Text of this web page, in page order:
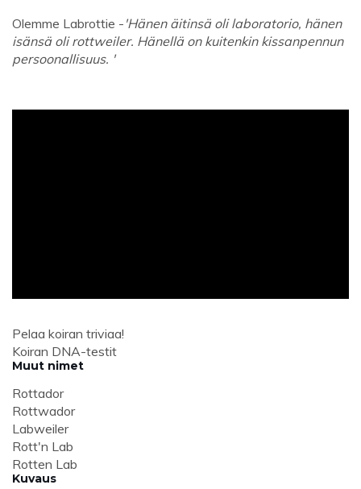
Olemme Labrottie - 'Hänen äitinsä oli laboratorio, hänen
isänsä oli rottweiler. Hänellä on kuitenkin kissanpennun
persoonallisuus. '
Pelaa koiran triviaa!
Koiran DNA-testit
Muut nimet
Rottador
Rottwador
Labweiler
Rott'n Lab
Rotten Lab
Kuvaus